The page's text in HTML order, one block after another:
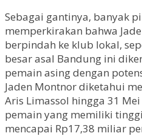
Sebagai gantinya, banyak
memperkirakan bahwa
berpindah ke klub lokal,
besar asal Bandung ini
pemain asing dengan
Jaden Montnor diketahui
Aris Limassol hingga 31
pemain yang memiliki
mencapai Rp17,38 miliar